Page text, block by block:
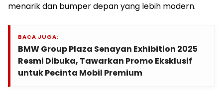
menarik dan bumper depan yang lebih modern.
BACA JUGA:
BMW Group Plaza Senayan Exhibition 2025
Resmi Dibuka, Tawarkan Promo Eksklusif
untuk Pecinta Mobil Premium